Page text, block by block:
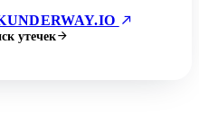
утечек